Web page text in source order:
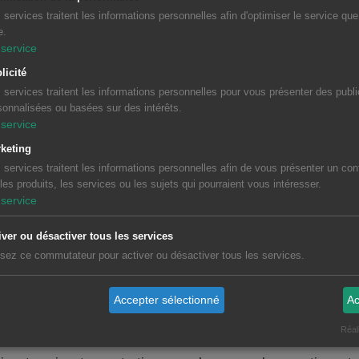
un bon rendement
la PAC peut perdre en performance.
permet de conserver un haut niveau de rendement, ce qui
d’énergie.
la durée de vie
entretenue peut fonctionner efficacement pendant 15 à
des composants peuvent s’user prématurément et
services traitent les informations personnelles afin d'optimiser le service
service
services traitent les informations personnelles pour vous présenter des
ou basées sur des intérêts.
service
services traitent les informations personnelles afin de vous présenter un
produits, les services ou les sujets qui pourraient vous intéresser.
service
ou désactiver tous les services
ce commutateur pour activer ou désactiver tous les services.
Accepter sélectionné